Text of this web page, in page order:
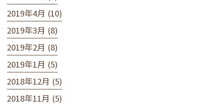
2019年4月 (10)
2019年3月 (8)
2019年2月 (8)
2019年1月 (5)
2018年12月 (5)
2018年11月 (5)